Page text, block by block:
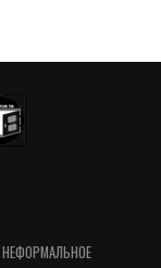
НЕФОРМАЛЬНОЕ